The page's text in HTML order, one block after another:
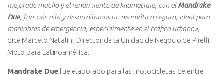
mejorado mucho y el rendimiento de kilometraje, con elMandrake
Due, fue más allá y desarrollamos un neumático seguro, ideal para
maniobras de emergencia, especialmente en el tráfico urbano»,
dice Marcelo Natalini, Director de la Unidad de Negocio de Pirelli
Moto para Latinoamérica.
Mandrake Due fue elaborado para las motocicletas de entre